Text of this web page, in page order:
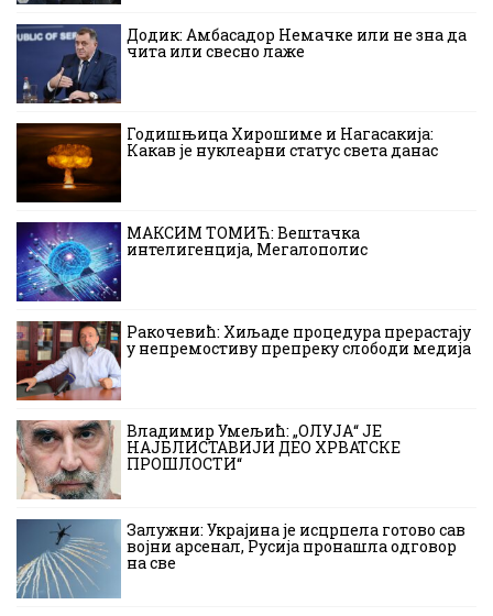
Додик: Амбасадор Немачке или не зна да
чита или свесно лаже
Годишњица Хирошиме и Нагасакија:
Какав је нуклеарни статус света данас
МАКСИМ ТОМИЋ: Вештачка
интелигенција, Мегалополис
Ракочевић: Хиљаде процедура прерастају
у непремостиву препреку слободи медија
Владимир Умељић: „ОЛУЈА“ ЈЕ
НАЈБЛИСТАВИЈИ ДЕО ХРВАТСКЕ
ПРОШЛОСТИ“
Залужни: Украјина је исцрпела готово сав
војни арсенал, Русија пронашла одговор
на све